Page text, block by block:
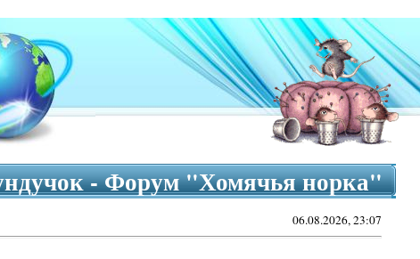
- Форум "Хомячья норка"
06.08.2026, 23:07